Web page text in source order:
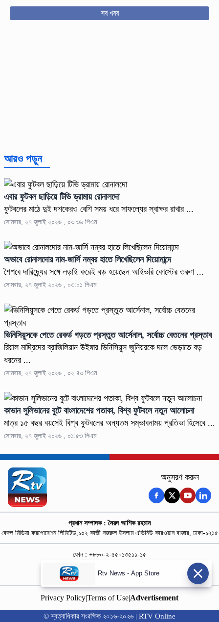
সব খবর
আরও পড়ুন
এবার ফুটবল ছাড়িয়ে টিভি ড্রামায় রোনালদো
ফুটবলের মাঠে দুই দশকেরও বেশি সময় ধরে সাফল্যের স্বাক্ষর রাখার ...
সোমবার, ২৭ জুলাই ২০২৬ , ০৩:৩৬ পিএম
অভাবে রোনালদোর নাম-জার্সি নম্বর হাতে লিখেছিলেন দিয়োমান্দে
শৈশবে দারিদ্র্যের সঙ্গে লড়াই করেই বড় হয়েছেন আইভরি কোস্টের তরুণ ...
সোমবার, ২৭ জুলাই ২০২৬ , ০৩:০১ পিএম
ভিনিসিয়ুসকে পেতে রেকর্ড গড়তে প্রস্তুত আর্সেনাল, সর্বোচ্চ বেতনের প্রস্তাব
রিয়াল মাদ্রিদের ব্রাজিলিয়ান উইঙ্গার ভিনিসিয়ুস জুনিয়রকে দলে ভেড়াতে বড়
ধরনের ...
সোমবার, ২৭ জুলাই ২০২৬ , ০২:৪৩ পিএম
কাভান সুলিভানের বুটে বাংলাদেশের পতাকা, বিশ্ব ফুটবলে নতুন আলোচনা
মাত্র ১৫ বছর বয়সেই বিশ্ব ফুটবলের অন্যতম সম্ভাবনাময় প্রতিভা হিসেবে ...
সোমবার, ২৭ জুলাই ২০২৬ , ০১:৫৩ পিএম
অনুসরণ করুন
প্রধান সম্পাদক : সৈয়দ আশিক রহমান
বেঙ্গল মিডিয়া করপোরেশন লিমিটেড,১০২ কাজী নজরুল ইসলাম এভিনিউ কারওয়ান বাজার, ঢাকা-১২১৫
ফোন : +৮৮০-২-৫৫০১৩৫১১-১৫
বিজ্ঞাপন :
rtvdigitalad@gmail.com
Privacy Policy|Terms of Use|Advertisement
© স্বত্বাধিকার সংরক্ষিত ২০১৬-২০২৬ | RTV Online
Rtv News - App Store